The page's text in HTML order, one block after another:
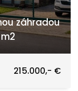
záhradou
215.000,- €